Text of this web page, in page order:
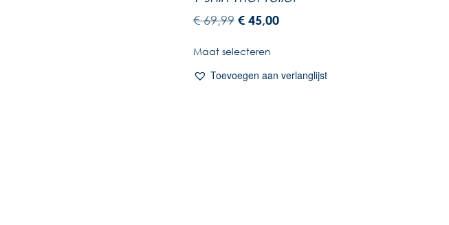
€69,99 € 45,00
Maat selecteren
Toevoegen aan verlanglijst